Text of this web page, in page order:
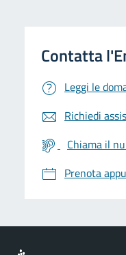
Leggi le
Richiedi
Chiama il
Prenota